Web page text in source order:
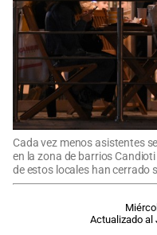
Cada vez menos asistentes
en la zona de barrios
de estos locales han cerrado
Actualizado al